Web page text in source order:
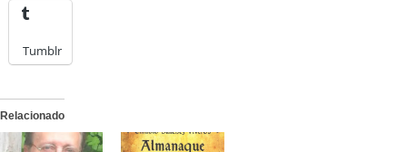
Tumblr
Relacionado